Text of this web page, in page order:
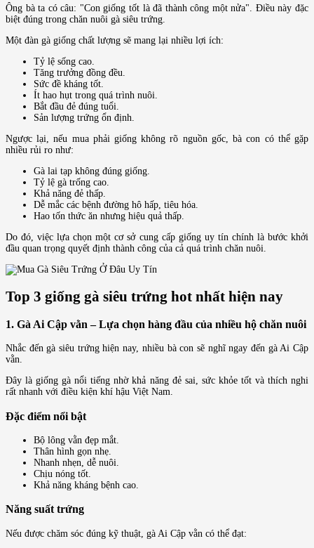
Ông bà ta có câu: "Con giống tốt là đã thành công một nửa". Điều này đặc
biệt đúng trong chăn nuôi gà siêu trứng.
Một đàn gà giống chất lượng sẽ mang lại nhiều lợi ích:
Tỷ lệ sống cao.
Tăng trưởng đồng đều.
Sức đề kháng tốt.
Ít hao hụt trong quá trình nuôi.
Bắt đầu đẻ đúng tuổi.
Sản lượng trứng ổn định.
Ngược lại, nếu mua phải giống không rõ nguồn gốc, bà con có thể gặp
nhiều rủi ro như:
Gà lai tạp không đúng giống.
Tỷ lệ gà trống cao.
Khả năng đẻ thấp.
Dễ mắc các bệnh đường hô hấp, tiêu hóa.
Hao tốn thức ăn nhưng hiệu quả thấp.
Do đó, việc lựa chọn một cơ sở cung cấp giống uy tín chính là bước khởi
đầu quan trọng quyết định thành công của cả quá trình chăn nuôi.
Top 3 giống gà siêu trứng hot nhất hiện nay
1. Gà Ai Cập vằn – Lựa chọn hàng đầu của nhiều hộ chăn nuôi
Nhắc đến gà siêu trứng hiện nay, nhiều bà con sẽ nghĩ ngay đến gà Ai Cập
vằn.
Đây là giống gà nổi tiếng nhờ khả năng đẻ sai, sức khỏe tốt và thích nghi
rất nhanh với điều kiện khí hậu Việt Nam.
Đặc điểm nổi bật
Bộ lông vằn đẹp mắt.
Thân hình gọn nhẹ.
Nhanh nhẹn, dễ nuôi.
Chịu nóng tốt.
Khả năng kháng bệnh cao.
Năng suất trứng
Nếu được chăm sóc đúng kỹ thuật, gà Ai Cập vằn có thể đạt: